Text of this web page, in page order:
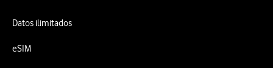
Datos ilimitados
eSIM